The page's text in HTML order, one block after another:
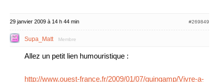
29 janvier 2009 à 14 h 44 min #269849
Supa_Matt Membre
Allez un petit lien humouristique :
http://www.ouest-france.fr/2009/01/07/guingamp/Vivre-a-